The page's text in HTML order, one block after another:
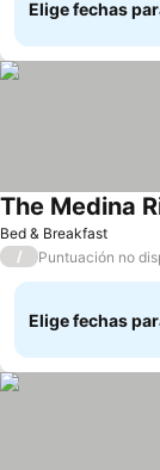
Elige fechas
Bed & Breakfast
The Medina
/ Puntuación no
Elige fechas